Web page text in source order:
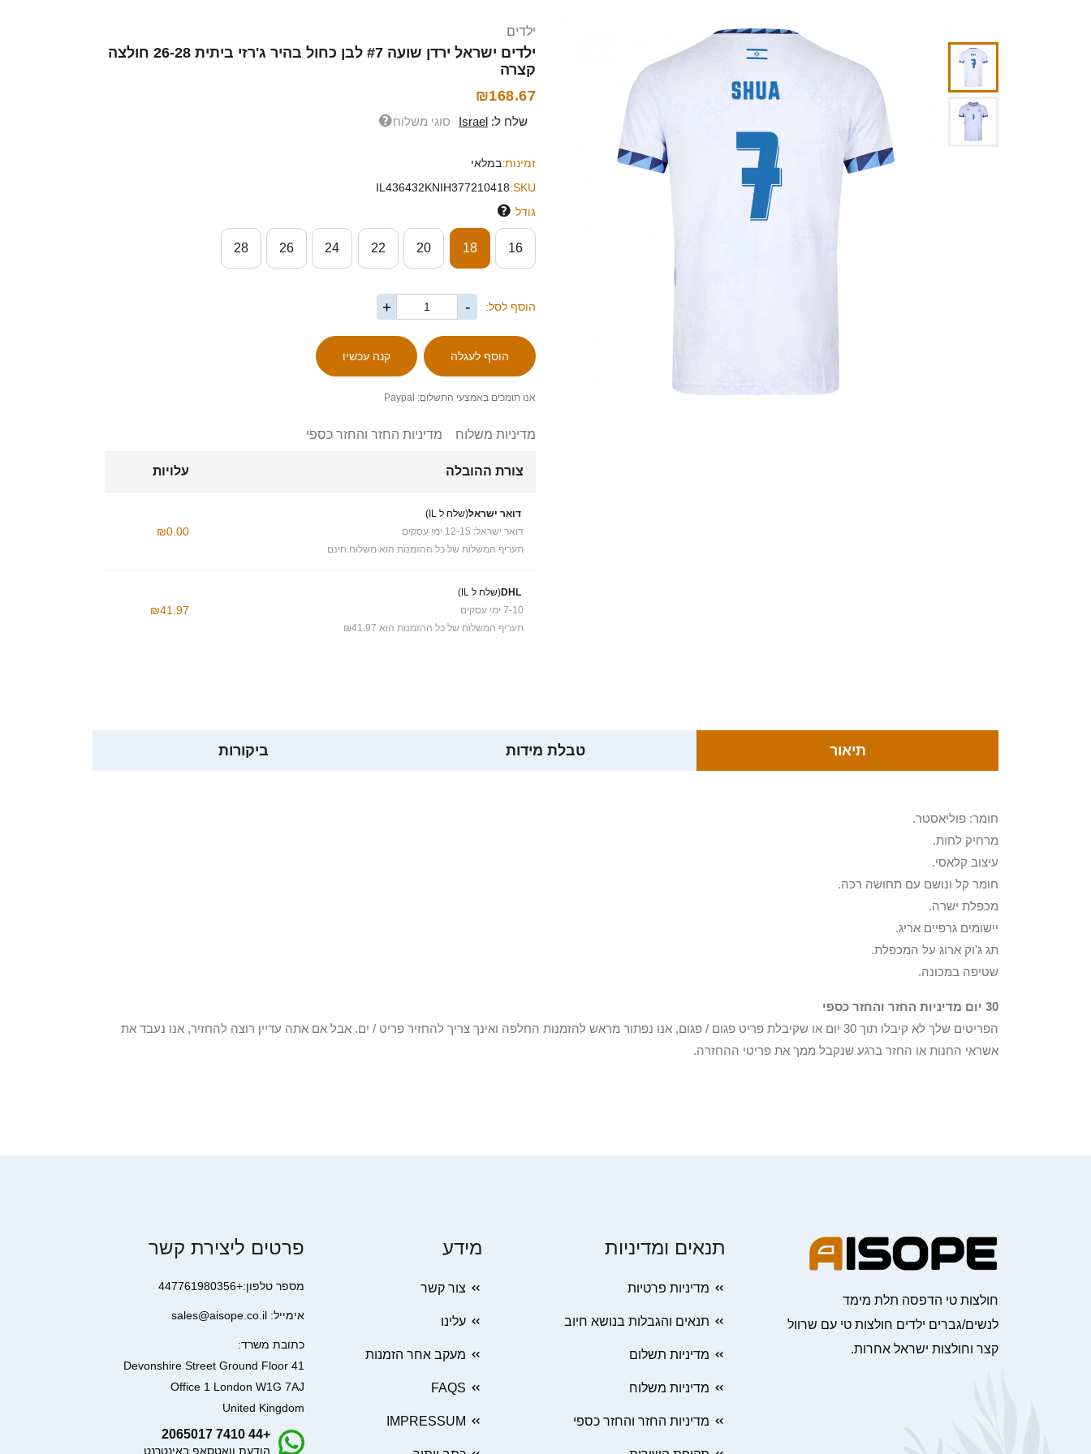
ילדים
ילדים ישראל ירדן שועה #7 לבן כחול בהיר ג'רזי ביתית 26-28 חולצה
קצרה
₪168.67
שלח ל: Israel סוגי משלוח
זמינות:במלאי
SKU:
IL436432KNIH377210418
גודל
16
18
20
22
24
26
28
הוסף לסל: -
+
אנו תומכים באמצעי התשלום: Paypal
מדיניות משלוח מדיניות החזר והחזר כספי
צורת ההובלה עלויות
דואר ישראל(שלח ל IL)
דואר ישראל: 12-15 ימי עסקים
תעריף המשלוח של כל ההזמנות הוא משלוח חינם
₪0.00
DHL(שלח ל IL)
7-10 ימי עסקים
תעריף המשלוח של כל ההזמנות הוא ₪41.97
₪41.97
תיאור טבלת מידות ביקורות
חומר: פוליאסטר.
מרחיק לחות.
עיצוב קלאסי.
חומר קל ונושם עם תחושה רכה.
מכפלת ישרה.
יישומים גרפיים אריג.
תג ג'וק ארוג על המכפלת.
שטיפה במכונה.
30 יום מדיניות החזר והחזר כספי
הפריטים שלך לא קיבלו תוך 30 יום או שקיבלת פריט פגום / פגום, אנו נפתור מראש להזמנות החלפה ואינך צריך להחזיר פריט / ים. אבל אם אתה עדיין רוצה להחזיר, אנו נעבד את
אשראי החנות או החזר ברגע שנקבל ממך את פריטי ההחזרה.
חולצות טי הדפסה תלת מימד
לנשים/גברים ילדים חולצות טי עם שרוול
קצר וחולצות ישראל אחרות.
תנאים ומדיניות
מדיניות פרטיות
תנאים והגבלות בנושא חיוב
מדיניות תשלום
מדיניות משלוח
מדיניות החזר והחזר כספי
מידע
צור קשר
עלינו
מעקב אחר הזמנות
FAQS
IMPRESSUM
פרטים ליצירת קשר
מספר טלפון:+447761980356
אימייל: sales@aisope.co.il
כתובת משרד:
41 Devonshire Street Ground Floor
Office 1 London W1G 7AJ
United Kingdom
+44 7410 2065017
הודעת וואטסאפ באינטרנט